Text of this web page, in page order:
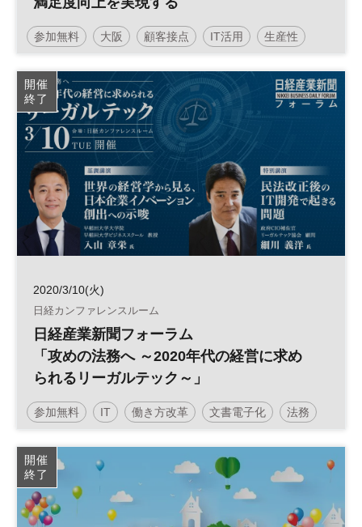
参加無料 大阪 顧客接点 IT活用 生産性
従業員満足度 働き方改革
日経産業新聞フォーラム
開催
終了
2020/3/10(火)
日経カンファレンスルーム
日経産業新聞フォーラム
「攻めの法務へ ～2020年代の経営に求め
られるリーガルテック～」
参加無料 IT 働き方改革 文書電子化 法務
デジタル リーガルテック
日経産業新聞フォーラム
開催
終了